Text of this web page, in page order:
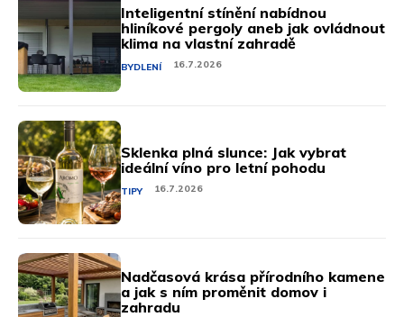
Inteligentní stínění nabídnou
hliníkové pergoly aneb jak ovládnout
klima na vlastní zahradě
BYDLENÍ 16.7.2026
Sklenka plná slunce: Jak vybrat
ideální víno pro letní pohodu
TIPY 16.7.2026
Nadčasová krása přírodního kamene
a jak s ním proměnit domov i
zahradu